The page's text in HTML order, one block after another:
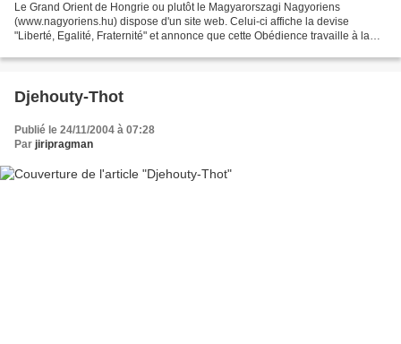
Le Grand Orient de Hongrie ou plutôt le Magyarorszagi Nagyoriens
(www.nagyoriens.hu) dispose d'un site web. Celui-ci affiche la devise
"Liberté, Egalité, Fraternité" et annonce que cette Obédience travaille à la
Djehouty-Thot
Publié le 24/11/2004 à 07:28
Par jiripragman